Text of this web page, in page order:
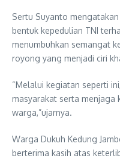
Sertu Suyanto
bentuk kepedulian TNI
menumbuhkan semangat
royong yang menjadi ciri
“Melalui kegiatan seperti
masyarakat serta menjaga
warga,”ujarnya.
Warga Dukuh Kedung
berterima kasih atas